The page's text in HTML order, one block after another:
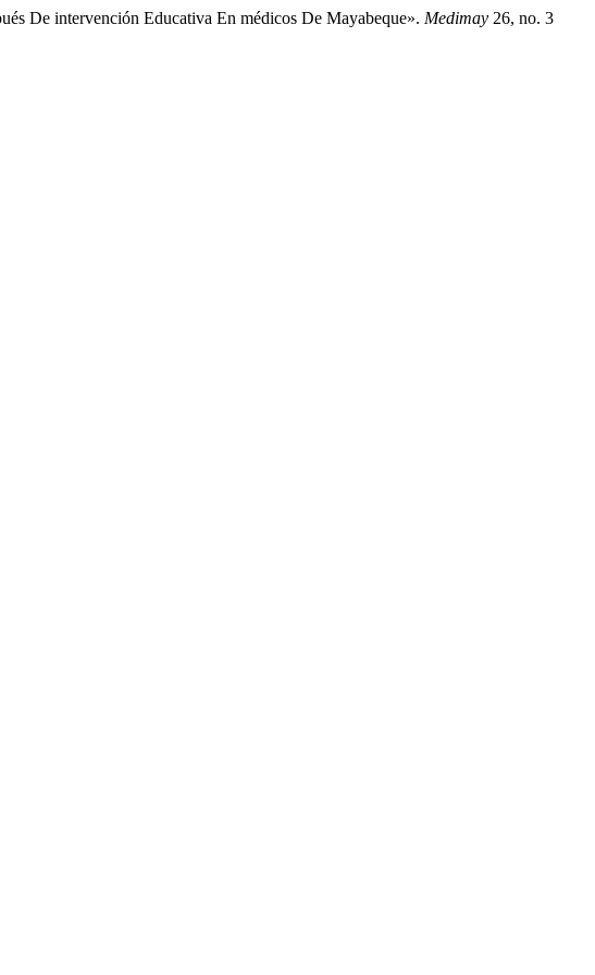
De intervención Educativa En médicos De Mayabeque». Medimay 26, no. 3